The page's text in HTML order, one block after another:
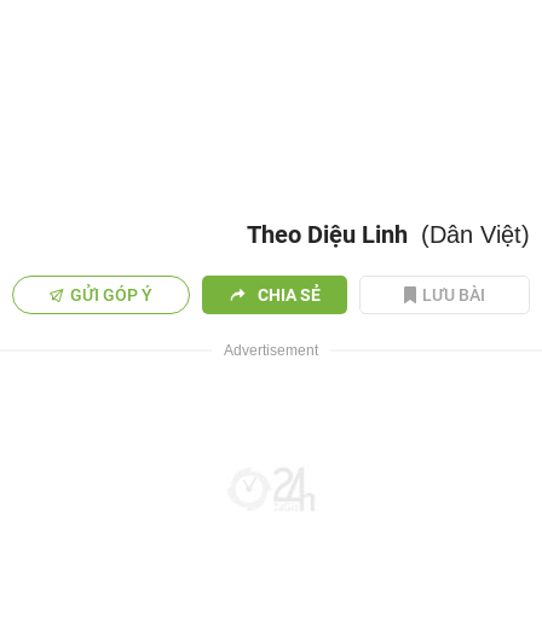
Theo Diệu Linh (Dân Việt)
GỬI GÓP Ý CHIA SẺ LƯU BÀI